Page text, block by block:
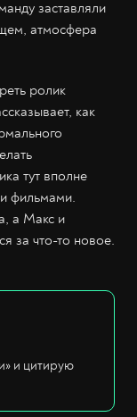
заставляли
атмосфера
ролик
как
тут вполне
фильмами.
а Макс и
за что-то новое.
и цитирую